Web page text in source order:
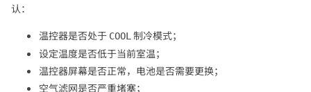
认：
温控器是否处于 COOL 制冷模式；
设定温度是否低于当前室温；
温控器屏幕是否正常，电池是否需要更换；
空气滤网是否严重堵塞；